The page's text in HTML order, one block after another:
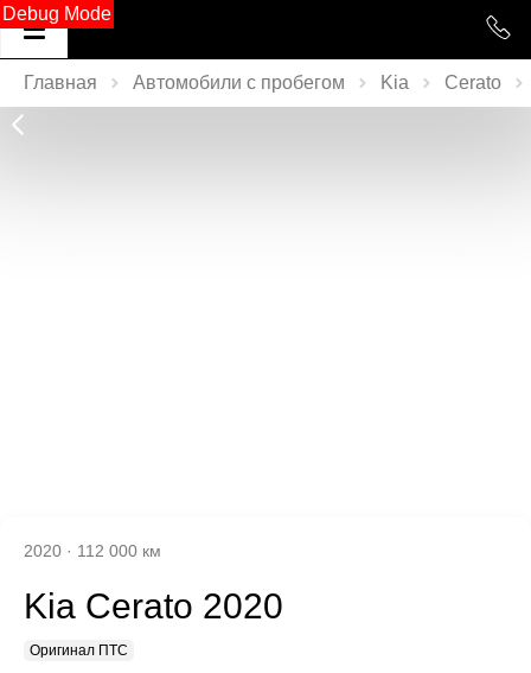
Debug Mode
Главная Автомобили с пробегом Kia Cerato
2020 · 112 000 км
Kia Cerato 2020
Оригинал ПТС